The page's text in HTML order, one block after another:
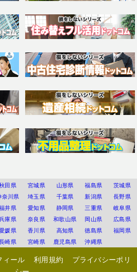
田県 宮城県 山形県 福島県
茨城県
奈川県 埼玉県 千葉県 新潟県
長野県
井県 愛知県 静岡県 三重県
岐阜県
庫県 奈良県 和歌山県 岡山県
広島県
媛県 香川県 高知県 徳島県
福岡県
崎県 宮崎県 鹿児島県 沖縄県
ィール 利用規約
プライバシーポリ